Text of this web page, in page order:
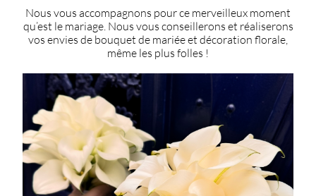
Nous vous accompagnons pour ce merveilleux moment
qu’est le mariage. Nous vous conseillerons et réaliserons
vos envies de bouquet de mariée et décoration florale,
même les plus folles !